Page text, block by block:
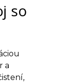
so
a